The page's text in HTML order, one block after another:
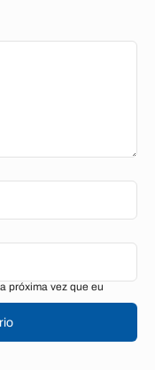
próxima vez que eu